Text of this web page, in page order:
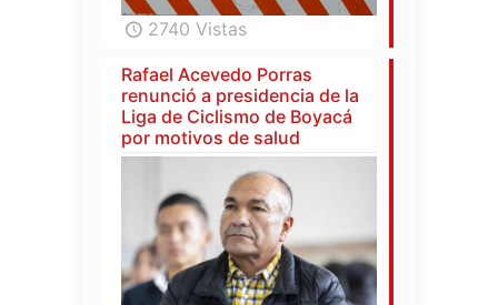
2740 Vistas
Rafael Acevedo Porras
renunció a presidencia de la
Liga de Ciclismo de Boyacá
por motivos de salud